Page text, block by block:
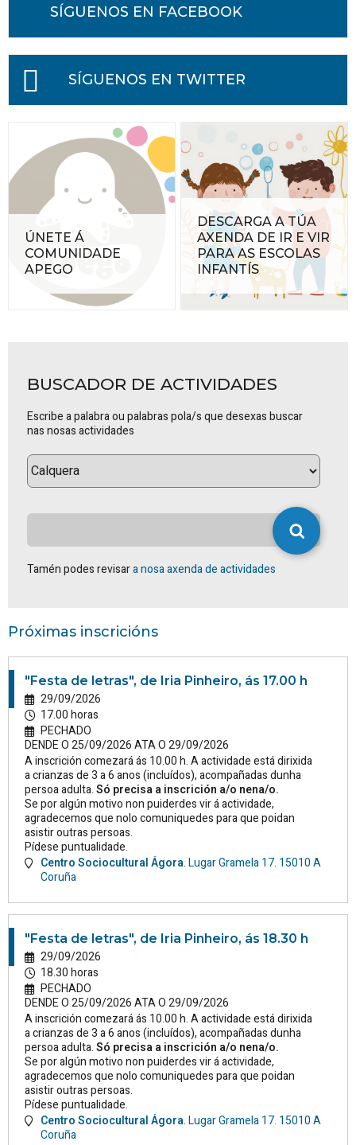
SÍGUENOS EN FACEBOOK
SÍGUENOS EN TWITTER
ÚNETE Á
COMUNIDADE
APEGO
DESCARGA A TÚA
AXENDA DE IR E VIR
PARA AS ESCOLAS
INFANTÍS
BUSCADOR DE ACTIVIDADES
Escribe a palabra ou palabras pola/s que desexas buscar
nas nosas actividades
Tamén podes revisara nosa axenda de actividades
Próximas inscricións
"Festa de letras", de Iria Pinheiro, ás 17.00 h
29/09/2026
17.00 horas
PECHADO
DENDE O 25/09/2026 ATA O 29/09/2026
A inscrición comezará ás 10.00 h. A actividade está dirixida
a crianzas de 3 a 6 anos (incluídos), acompañadas dunha
persoa adulta.Só precisa a inscrición a/o nena/o.
Se por algún motivo non puiderdes vir á actividade,
agradecemos que nolo comuniquedes para que poidan
asistir outras persoas.
Pídese puntualidade.
Centro Sociocultural Ágora.Lugar Gramela 17. 15010A
Coruña
"Festa de letras", de Iria Pinheiro, ás 18.30 h
29/09/2026
18.30 horas
PECHADO
DENDE O 25/09/2026 ATA O 29/09/2026
A inscrición comezará ás 10.00 h. A actividade está dirixida
a crianzas de 3 a 6 anos (incluídos), acompañadas dunha
persoa adulta.Só precisa a inscrición a/o nena/o.
Se por algún motivo non puiderdes vir á actividade,
agradecemos que nolo comuniquedes para que poidan
asistir outras persoas.
Pídese puntualidade.
Centro Sociocultural Ágora.Lugar Gramela 17. 15010A
Coruña